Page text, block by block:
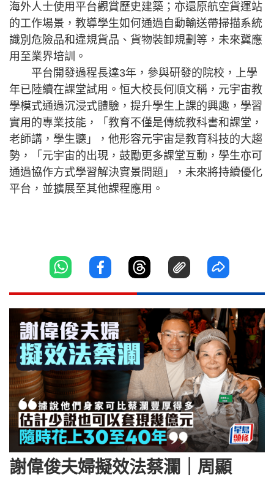
海外人士使用平台觀賞歷史建築；亦還原航空貨運站
的工作場景，教導學生如何通過自動輸送帶掃描系統
識別危險品和違規貨品、貨物裝卸規劃等，未來冀應
用至業界培訓。
平台開發過程長達3年，參與研發的院校，上學
年已陸續在課堂試用。恒大校長何順文稱，元宇宙教
學模式通過沉浸式體驗，提升學生上課的興趣，學習
實用的專業技能，「教育不僅是傳統教科書和課堂，
老師講，學生聽」，他形容元宇宙是教育科技的大趨
勢，「元宇宙的出現，鼓勵更多課堂互動，學生亦可
通過協作方式學習解決實景問題」，未來將持續優化
平台，並擴展至其他課程應用。
謝偉俊夫婦擬效法蔡瀾｜周顯